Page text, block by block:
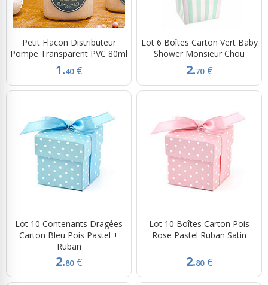
Petit Flacon Distributeur
Pompe Transparent PVC 80ml
1.40 €
Lot 6 Boîtes Carton Vert Baby
Shower Monsieur Chou
2.70 €
Lot 10 Contenants Dragées
Carton Bleu Pois Pastel +
Ruban
2.80 €
Lot 10 Boîtes Carton Pois
Rose Pastel Ruban Satin
2.80 €